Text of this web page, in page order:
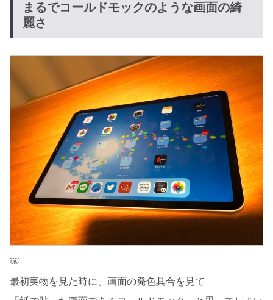
まるでコールドモックのような画面の綺
麗さ
￼
最初実物を見た時に、画面の発色具合を見て